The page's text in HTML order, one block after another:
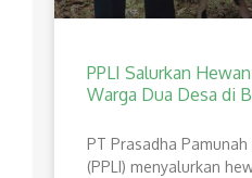
PPLI Salurkan
Warga Dua Desa di
PT Prasadha
(PPLI) menyalurkan